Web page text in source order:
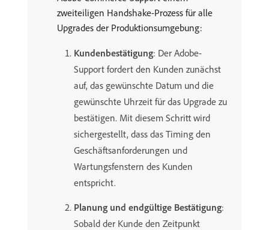
zweiteiligen Handshake-Prozess für alle
Upgrades der Produktionsumgebung:
Kundenbestätigung: Der Adobe-
Support fordert den Kunden zunächst
auf, das gewünschte Datum und die
gewünschte Uhrzeit für das Upgrade zu
bestätigen. Mit diesem Schritt wird
sichergestellt, dass das Timing den
Geschäftsanforderungen und
Wartungsfenstern des Kunden
entspricht.
Planung und endgültige Bestätigung:
Sobald der Kunde den Zeitpunkt